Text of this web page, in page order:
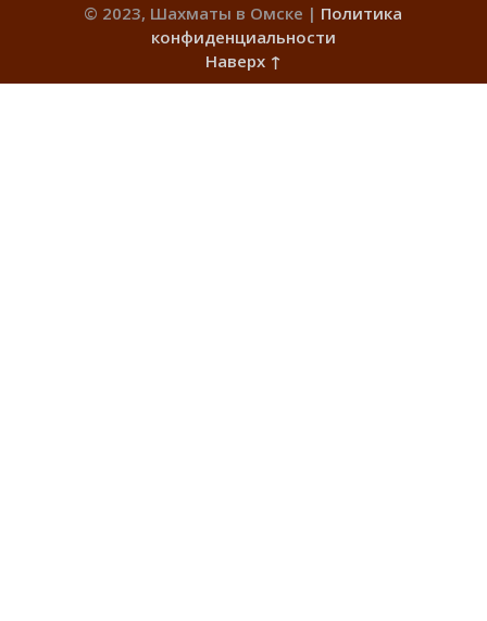
© 2023, Шахматы в Омске | Политика
конфиденциальности
Наверх ↑